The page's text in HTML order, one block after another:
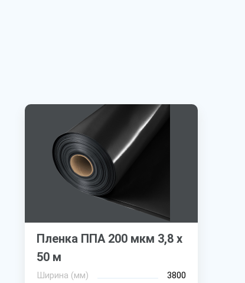
Пленка ППА 200 мкм 3,8 х
50 м
Ширина (мм)
3800